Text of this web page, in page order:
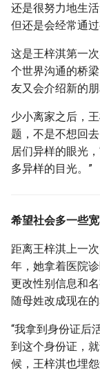
还是很努力地生
但还是会经常通
这是王梓淇第一
个世界沟通的桥
友又会介绍新的
少小离家之后，
题，不是不想回
居们异样的眼光
多异样的目光。”
希望社会多一些
距离王梓淇上一
年，她拿着医院
更改性别信息和
随母姓改成现在的
“我拿到身份证后
到这个身份证，
候，王梓淇也埋